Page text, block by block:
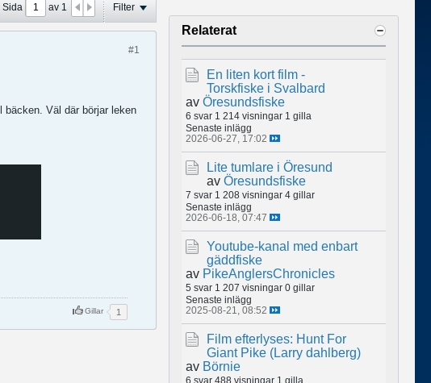
Sida av 1 Filter
#1
Väl där börjar leken
Gillar 1
Relaterat
En liten kort film -
Torskfiske i Svalbard
av Öresundsfiske
6 svar 1 214 visningar 1 gilla
Senaste inlägg
2026-06-27, 17:02
Lite tumlare i Öresund
av Öresundsfiske
7 svar 1 208 visningar 4 gillar
Senaste inlägg
2026-06-18, 07:47
Youtube-kanal med enbart
gäddfiske
av PikeAnglersChronicles
5 svar 1 207 visningar 0 gillar
Senaste inlägg
2025-08-21, 08:52
Film efterlyses: Hunt For
Giant Pike (Larry dahlberg)
av Börnie
6 svar 488 visningar 1 gilla